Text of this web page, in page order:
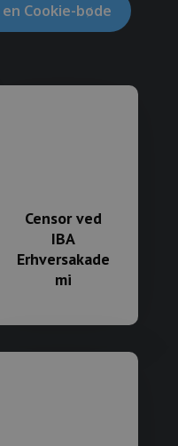
Cookie-bøde
Censor ved
IBA
Erhversakade
mi